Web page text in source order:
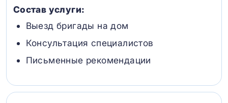
Состав услуги:
Выезд бригады на дом
Консультация специалистов
Письменные рекомендации